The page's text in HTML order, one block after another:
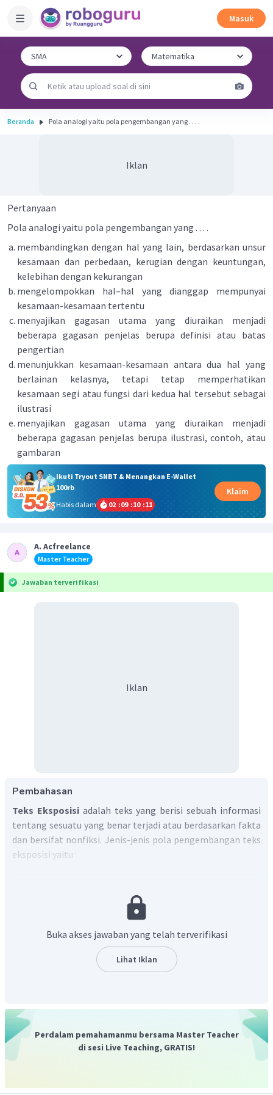
Masuk
Beranda Pola analogi yaitu pola pengembangan yang . . . .
Iklan
Pertanyaan
Pola analogi yaitu pola pengembangan yang . . . .
membandingkan dengan hal yang lain, berdasarkan unsur
kesamaan dan perbedaan, kerugian dengan keuntungan,
kelebihan dengan kekurangan
mengelompokkan hal–hal yang dianggap mempunyai
kesamaan-kesamaan tertentu
menyajikan gagasan utama yang diuraikan menjadi
beberapa gagasan penjelas berupa definisi atau batas
pengertian
menunjukkan kesamaan-kesamaan antara dua hal yang
berlainan kelasnya, tetapi tetap memperhatikan
kesamaan segi atau fungsi dari kedua hal tersebut sebagai
ilustrasi
menyajikan gagasan utama yang diuraikan menjadi
beberapa gagasan penjelas berupa ilustrasi, contoh, atau
gambaran
Ikuti Tryout SNBT & Menangkan E-Wallet
100rb
Habis dalam
02 :09 :10 :10
Klaim
A. Acfreelance
Master Teacher
Jawaban terverifikasi
Iklan
Pembahasan
Teks Eksposisi adalah teks yang berisi sebuah informasi
tentang sesuatu yang benar terjadi atau berdasarkan fakta
dan bersifat nonfiksi. Jenis-jenis pola pengembangan teks
eksposisi yaitu :
pengembangan dengan mendahulukan kesimpulan
pada bagian awal. Pada kesimpulan tersebut
dijelaskan dengan bukti, fakta, atau contoh melalui
gagasan pendukungnya.
Pola khusus-umum (induktif) , yaitu pola
penjelas pada awal paragraf, yang diakhiri dengan
kesimpulan yang berisi gagasan utama pada bagian
berdasarkan unsur kesamaan dan perbedaan,
Buka akses jawaban yang telah terverifikasi
Lihat Iklan
Perdalam pemahamanmu bersama Master Teacher
di sesi Live Teaching, GRATIS!